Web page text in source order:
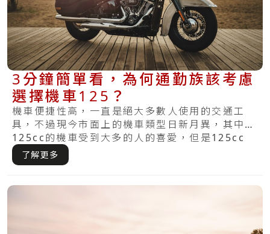
3分鐘簡單看，為何通勤族該考慮
選擇機車125？
機車便捷性高，一直是絕大多數人使用的交通工
具，不過現今市面上的機車類型日新月異，其中
125cc的機車受到大多的人的喜愛，但是125cc
的.....
了解更多